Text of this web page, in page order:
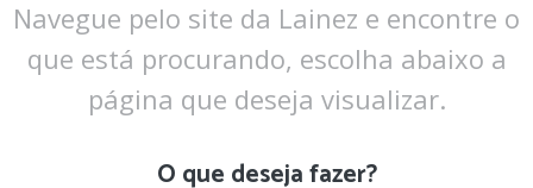
Navegue pelo site da Lainez e encontre o
que está procurando, escolha abaixo a
página que deseja visualizar.
O que deseja fazer?